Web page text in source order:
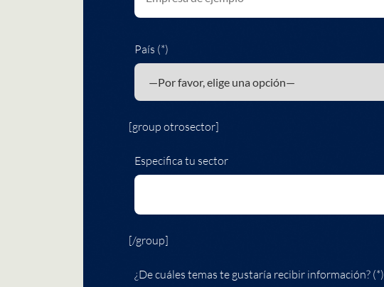
País (*)
[group otrosector]
Especifica tu sector
[/group]
¿De cuáles temas te gustaría recibir información? (*)